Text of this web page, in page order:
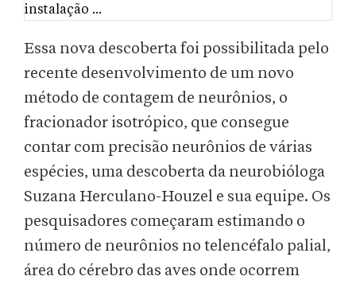
Essa nova descoberta foi possibilitada pelo
recente desenvolvimento de um novo
método de contagem de neurônios, o
fracionador isotrópico, que consegue
contar com precisão neurônios de várias
espécies, uma descoberta da neurobióloga
Suzana Herculano-Houzel e sua equipe. Os
pesquisadores começaram estimando o
número de neurônios no telencéfalo palial,
área do cérebro das aves onde ocorrem